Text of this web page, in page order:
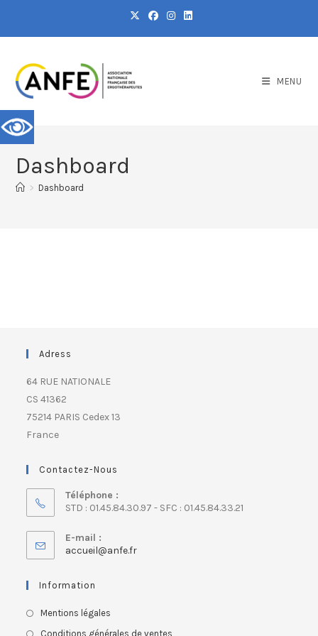
MENU
Dashboard
> Dashboard
Adress
64 RUE NATIONALE
CS 41362
75214 PARIS Cedex 13
France
Contactez-Nous
Téléphone :
STD : 01.45.84.30.97 - SFC : 01.45.84.33.21
E-mail :
accueil@anfe.fr
Information
Mentions légales
Conditions générales de ventes